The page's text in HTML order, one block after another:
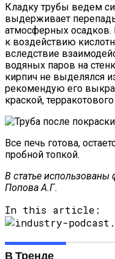
Кладку трубы ведем
выдерживает
атмосферных осадков.
к воздействию
вследствие
водяных паров на
кирпич не выделялся
рекомендую его
краской,
Все печь готова,
пробной топкой.
В статье использованы
Попова А.Г.
In this article:
В Тренде